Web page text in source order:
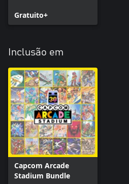
Gratuito+
Inclusão em
Capcom Arcade
Stadium Bundle